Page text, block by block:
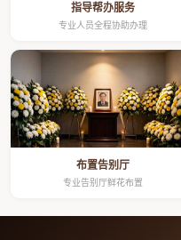
指导帮办服务
专业人员全程协助办理
布置告别厅
专业告别厅鲜花布置